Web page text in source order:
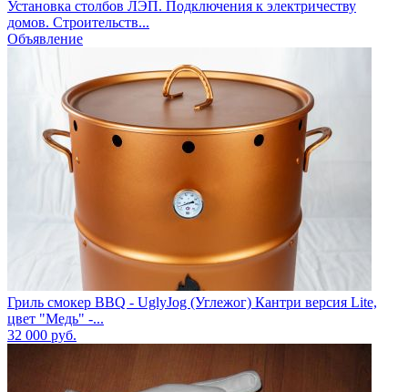
Установка столбов ЛЭП. Подключения к электричеству
домов. Строительств...
Объявление
Гриль смокер BBQ - UglyJog (Углежог) Кантри версия Lite,
цвет "Медь" -...
32 000 руб.